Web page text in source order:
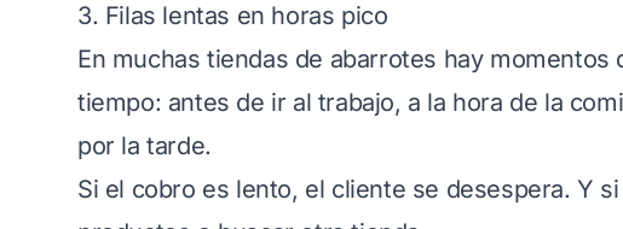
3. Filas lentas en horas pico
En muchas tiendas de abarrotes hay momentos
tiempo: antes de ir al trabajo, a la hora de la
por la tarde.
Si el cobro es lento, el cliente se desespera. Y